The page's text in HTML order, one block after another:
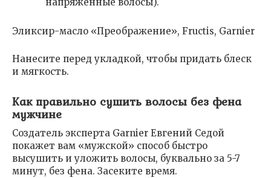
Эликсир-масло «Преображение», Fructis, Garnier
Нанесите перед укладкой, чтобы придать блеск
и мягкость.
Как правильно сушить волосы без фена
мужчине
Создатель эксперта Garnier Евгений Седой
покажет вам «мужской» способ быстро
высушить и уложить волосы, буквально за 5-7
минут, без фена. Засеките время.